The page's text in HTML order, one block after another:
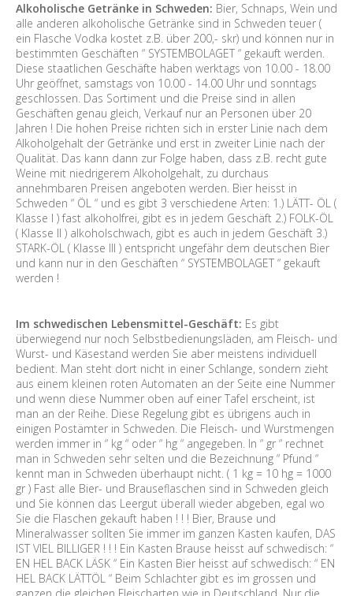
Alkoholische Getränke in Schweden: Bier, Schnaps, Wein und
alle anderen alkoholische Getränke sind in Schweden teuer (
ein Flasche Vodka kostet z.B. über 200,- skr) und können nur in
bestimmten Geschäften “ SYSTEMBOLAGET “ gekauft werden.
Diese staatlichen Geschäfte haben werktags von 10.00 - 18.00
Uhr geöffnet, samstags von 10.00 - 14.00 Uhr und sonntags
geschlossen. Das Sortiment und die Preise sind in allen
Geschäften genau gleich, Verkauf nur an Personen über 20
Jahren ! Die hohen Preise richten sich in erster Linie nach dem
Alkoholgehalt der Getränke und erst in zweiter Linie nach der
Qualität. Das kann dann zur Folge haben, dass z.B. recht gute
Weine mit niedrigerem Alkoholgehalt, zu durchaus
annehmbaren Preisen angeboten werden. Bier heisst in
Schweden “ ÖL “ und es gibt 3 verschiedene Arten: 1.) LÄTT- ÖL (
Klasse I ) fast alkoholfrei, gibt es in jedem Geschäft 2.) FOLK-ÖL
( Klasse II ) alkoholschwach, gibt es auch in jedem Geschäft 3.)
STARK-ÖL ( Klasse III ) entspricht ungefähr dem deutschen Bier
und kann nur in den Geschäften “ SYSTEMBOLAGET “ gekauft
werden !
Im schwedischen Lebensmittel-Geschäft: Es gibt
überwiegend nur noch Selbstbedienungsläden, am Fleisch- und
Wurst- und Käsestand werden Sie aber meistens individuell
bedient. Man steht dort nicht in einer Schlange, sondern zieht
aus einem kleinen roten Automaten an der Seite eine Nummer
und wenn diese Nummer oben auf einer Tafel erscheint, ist
man an der Reihe. Diese Regelung gibt es übrigens auch in
einigen Postämter in Schweden. Die Fleisch- und Wurstmengen
werden immer in “ kg “ oder “ hg “ angegeben. In “ gr “ rechnet
man in Schweden sehr selten und die Bezeichnung “ Pfund “
kennt man in Schweden überhaupt nicht. ( 1 kg = 10 hg = 1000
gr ) Fast alle Bier- und Brauseflaschen sind in Schweden gleich
und Sie können das Leergut überall wieder abgeben, egal wo
Sie die Flaschen gekauft haben ! ! ! Bier, Brause und
Mineralwasser sollten Sie immer im ganzen Kasten kaufen, DAS
IST VIEL BILLIGER ! ! ! Ein Kasten Brause heisst auf schwedisch: “
EN HEL BACK LÄSK “ Ein Kasten Bier heisst auf schwedisch: “ EN
HEL BACK LÄTTÖL “ Beim Schlachter gibt es im grossen und